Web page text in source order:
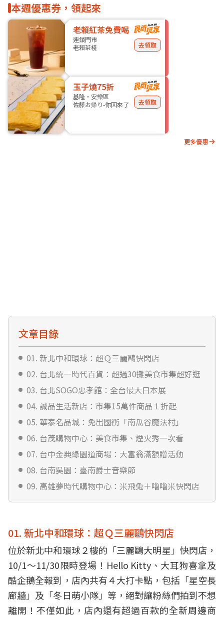
本週優惠券，領起來
老賴紅茶免費喝
連鎖門市
老賴茶棧
去領取
玉子燒75折
基隆・安樂區
佐藤お帰り-你回來了
去領取
更多優惠
文章目錄
01. 新北中和環球：超Ｑ三麗鷗快閃店
02. 台北統一時代百貨：超過30攤美食市集超好逛
03. 台北SOGO忠孝館：全台最大日本展
04. 誠品生活新店：市集15萬件商品１折起
05. 華泰名品城：免出國衝「南瓜谷魔法村」
06. 台茂購物中心：美食市集、煙火秀一次看
07. 台中金典綠園道商場：大富翁滿額贈活動
08. 台南吳園：臺南爵士音樂節
09. 高雄夢時代購物中心：米飛兔＋嚕嚕米快閃店
01. 新北中和環球：超Ｑ三麗鷗快閃店
位於新北中和環球２樓的「三麗鷗大明星」快閃店，
10/1～11/30限時登場！Hello Kitty、大耳狗喜拿及
酷企鵝全報到，店內共有４大打卡點，包括「星空長
廊牆」及「冬日萌小隊」等，絕對讓粉絲們拍到不想
離開！不僅如此，店內還有超過百款的全新周邊商